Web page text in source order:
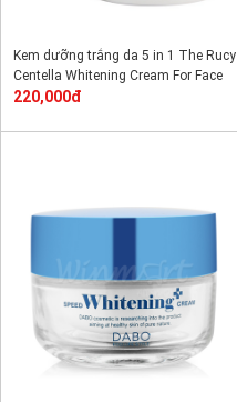
Kem dưỡng trắng da 5 in 1 The Rucy
Centella Whitening Cream For Face
220,000đ